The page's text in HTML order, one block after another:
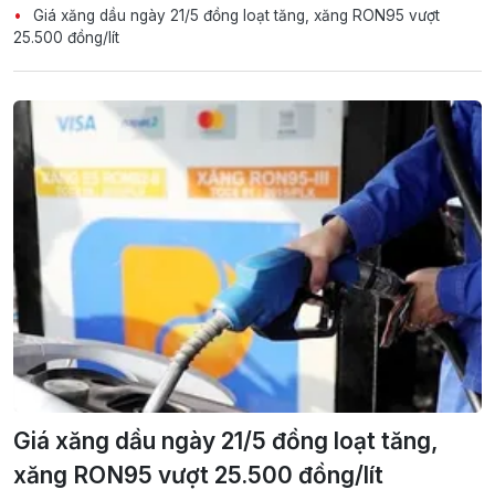
Giá xăng dầu ngày 21/5 đồng loạt tăng, xăng RON95 vượt
25.500 đồng/lít
Giá xăng dầu ngày 21/5 đồng loạt tăng,
xăng RON95 vượt 25.500 đồng/lít